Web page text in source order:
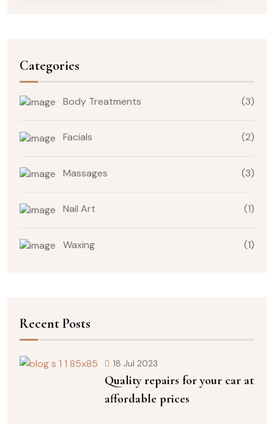
Categories
Body Treatments (3)
Facials (2)
Massages (3)
Nail Art (1)
Waxing (1)
Recent Posts
18 Jul 2023
Quality repairs for your car at
affordable prices